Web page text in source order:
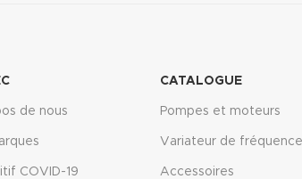
de nous
COVID-19
CATALOGUE
Pompes et moteurs
Variateur de fréquence
Accessoires